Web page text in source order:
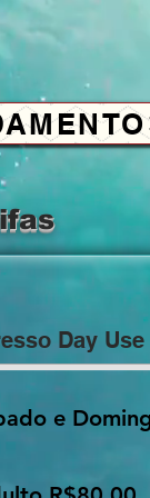
Day
e